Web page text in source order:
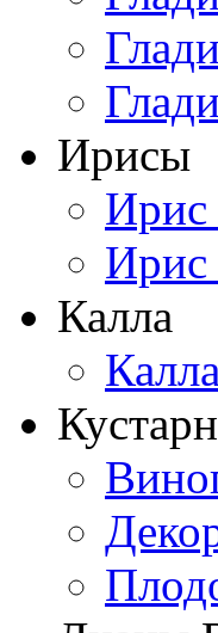
Ирисы
Ирис
Ирис
Калла
Калла